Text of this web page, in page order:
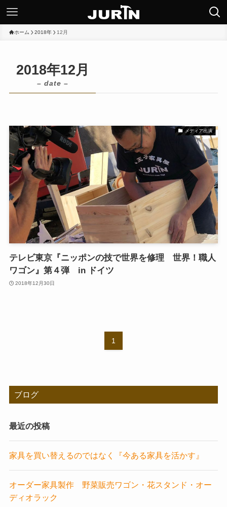
ホーム 2018年 12月
2018年12月
– date –
メディア出演
テレビ東京『ニッポンの技で世界を修理 世界！職人
ワゴン』第４弾 in ドイツ
2018年12月30日
1
ブログ
最近の投稿
家具を買い替えるのではなく『今ある家具を活かす』
オーダー家具製作 野菜販売ワゴン・花スタンド・オー
ディオラック